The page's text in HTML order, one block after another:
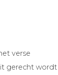
verse
gerecht wordt